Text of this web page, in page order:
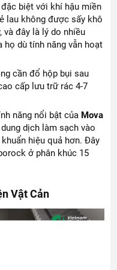
đặc biệt với khí hậu miền
lau không được sấy khô
và đây là lý do nhiều
họ dù tính năng vẫn hoạt
cần đổ hộp bụi sau
cấp lưu trữ rác 4-7
năng nổi bật của Mova
dịch làm sạch vào
hiệu quả hơn. Đây
ở phân khúc 15
Vật Cản